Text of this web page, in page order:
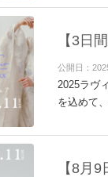
【3日
公開日：
2025ラヴ
を込めて
【8月